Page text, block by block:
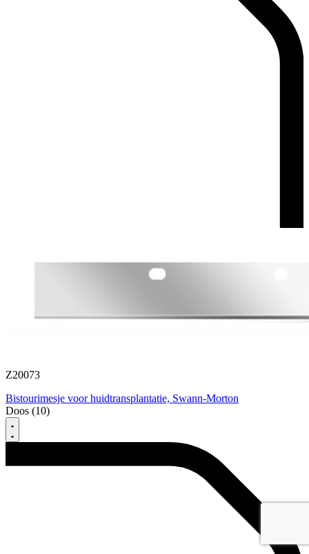
Z20073
Bistourimesje voor huidtransplantatie, Swann-Morton
Doos (10)